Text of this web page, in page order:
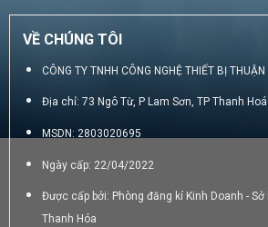
VỀ CHÚNG TÔI
CÔNG TY TNHH CÔNG NGHỆ THIẾT BỊ THUẬN
Địa chỉ: 73 Ngô Từ, P Lam Sơn, TP Thanh Hoá
MSDN: 2803020695
Ngày cấp: 22/04/2022
Được cấp bởi: Phòng đăng kí Kinh Doanh -
Thanh Hóa